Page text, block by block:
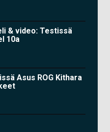
& video: Testissä
10a
Asus ROG Kithara